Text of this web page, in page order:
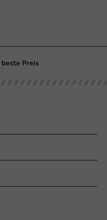
beste Preis